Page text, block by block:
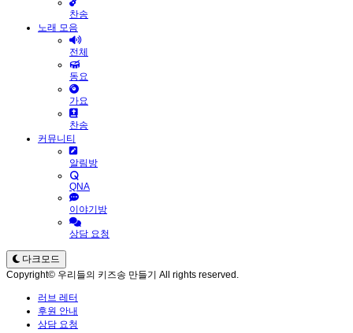
찬송
노래 모음
전체
동요
가요
찬송
커뮤니티
알림방
QNA
이야기방
상담 요청
다크모드
Copyright© 우리들의 키즈송 만들기 All rights reserved.
러브 레터
후원 안내
상담 요청